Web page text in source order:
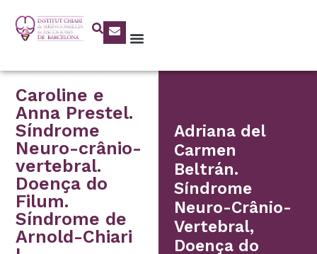
Caroline e
Anna Prestel.
Síndrome
Neuro-crânio-
vertebral.
Doença do
Filum.
Síndrome de
Arnold-Chiari
Adriana del
Carmen
Beltrán.
Síndrome
Neuro-Crânio-
Vertebral,
Doença do